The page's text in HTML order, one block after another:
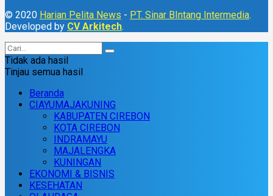
© 2020 Harian Pelita News - PT. Sinar BIntang Intermedia.
Developed by CV Arkitech.
Tidak ada hasil
Tinjau semua hasil
Beranda
CIAYUMAJAKUNING
KABUPATEN CIREBON
KOTA CIREBON
INDRAMAYU
MAJALENGKA
KUNINGAN
EKONOMI & BISNIS
KESEHATAN